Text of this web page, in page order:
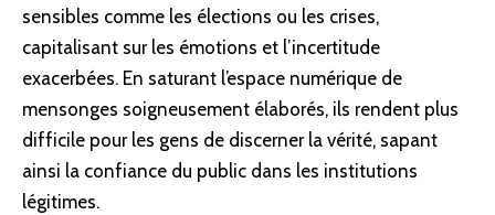
sensibles comme les élections ou les crises,
capitalisant sur les émotions et l’incertitude
exacerbées. En saturant l’espace numérique de
mensonges soigneusement élaborés, ils rendent plus
difficile pour les gens de discerner la vérité, sapant
ainsi la confiance du public dans les institutions
légitimes.